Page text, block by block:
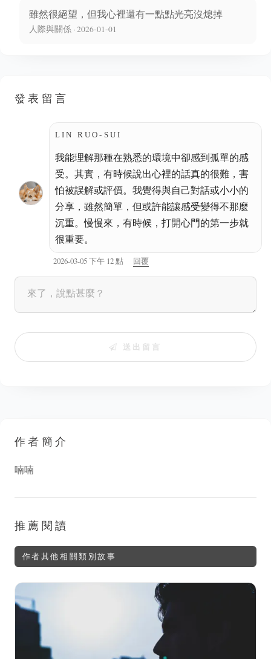
雖然很絕望，但我心裡還有一點點光亮沒熄掉
人際與關係 · 2026-01-01
發表留言
LIN RUO-SUI
我能理解那種在熟悉的環境中卻感到孤單的感
受。其實，有時候說出心裡的話真的很難，害
怕被誤解或評價。我覺得與自己對話或小小的
分享，雖然簡單，但或許能讓感受變得不那麼
沉重。慢慢來，有時候，打開心門的第一步就
很重要。
2026-03-05 下午 12 點 回覆
送出留言
作者簡介
喃喃
推薦閱讀
作者其他相關類別故事